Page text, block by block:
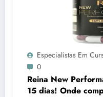
Especialistas Em
0
Reina New
15 dias! Onde